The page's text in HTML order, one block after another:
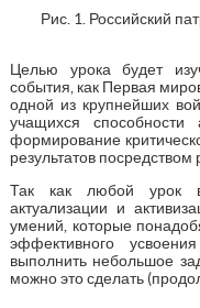
Рис. 1. Российский
Целью урока будет
события, как Первая
одной из крупнейших
учащихся способности
формирование
результатов посредством
Так как любой урок
актуализации и
умений, которые
эффективного
выполнить небольшое
можно это сделать